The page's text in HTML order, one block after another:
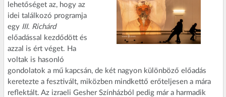
lehetőséget az, hogy az
idei találkozó programja
egy III. Richárd
előadással kezdődött és
azzal is ért véget. Ha
voltak is hasonló
gondolatok a mű kapcsán, de két nagyon különböző előadás
keretezte a fesztivált, miközben mindkettő erőteljesen a mára
reflektált. Az izraeli Gesher Színházból pedig már a harmadik